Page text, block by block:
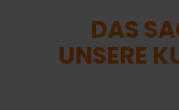
DAS
UNSERE